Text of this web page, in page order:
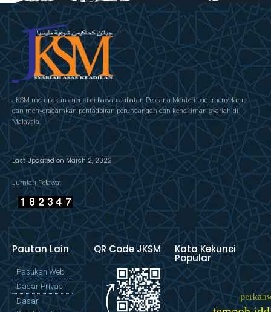
JKSM merupakan agensi di bawah Jabatan Perdana Menteri bagi menyelaras
dan menyeragamkan pentadbiran perundangan dan kehakiman syariah di
Malaysia.
Last Updated on March 2, 2022
Jumlah Pelawat
Pautan Lain
Pasukan Web
Dasar Privasi
Dasar
QR Code JKSM Kata Kekunci
Popular